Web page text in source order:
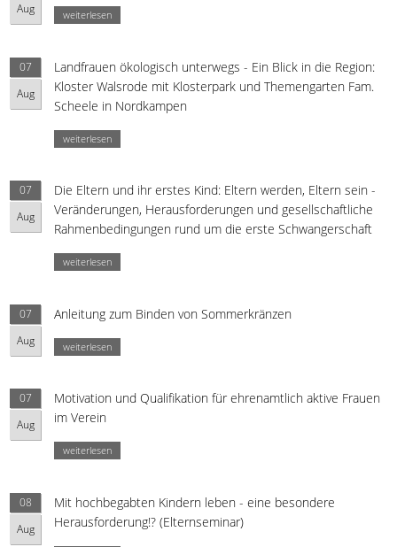
Aug
weiterlesen
07
Aug
Landfrauen ökologisch unterwegs - Ein Blick in die Region:
Kloster Walsrode mit Klosterpark und Themengarten Fam.
Scheele in Nordkampen
weiterlesen
07
Aug
Die Eltern und ihr erstes Kind: Eltern werden, Eltern sein -
Veränderungen, Herausforderungen und gesellschaftliche
Rahmenbedingungen rund um die erste Schwangerschaft
weiterlesen
07
Aug
Anleitung zum Binden von Sommerkränzen
weiterlesen
07
Aug
Motivation und Qualifikation für ehrenamtlich aktive Frauen
im Verein
weiterlesen
08
Aug
Mit hochbegabten Kindern leben - eine besondere
Herausforderung!? (Elternseminar)